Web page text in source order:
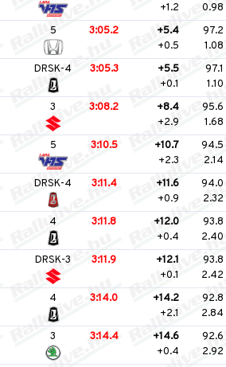
+1.2
0.98
5 3:05.2
+5.4
+0.5
97.2
1.08
DRSK-4 3:05.3
+5.5
+0.1
97.1
1.10
3 3:08.2
+8.4
+2.9
95.6
1.68
5 3:10.5
+10.7
+2.3
94.5
2.14
DRSK-4 3:11.4
+11.6
+0.9
94.0
2.32
4 3:11.8
+12.0
+0.4
93.8
2.40
DRSK-3 3:11.9
+12.1
+0.1
93.8
2.42
4 3:14.0
+14.2
+2.1
92.8
2.84
3 3:14.4
+14.6
+0.4
92.6
2.92